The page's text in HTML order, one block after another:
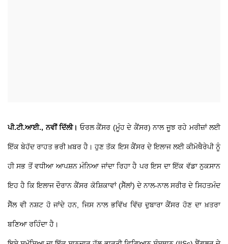
ਪੀ.ਟੀ.ਆਈ., ਨਵੀਂ ਦਿੱਲੀ। ਓਰਲ ਕੈਂਸਰ (ਮੂੰਹ ਦੇ ਕੈਂਸਰ) ਨਾਲ ਜੂਝ ਰਹੇ ਮਰੀਜ਼ਾਂ ਲਈ
ਇੱਕ ਬੇਹੱਦ ਰਾਹਤ ਭਰੀ ਖ਼ਬਰ ਹੈ। ਹੁਣ ਤੱਕ ਇਸ ਕੈਂਸਰ ਦੇ ਇਲਾਜ ਲਈ ਕੀਮੋਥੈਰੇਪੀ ਨੂੰ
ਹੀ ਸਭ ਤੋਂ ਵਧੀਆ ਆਪਸ਼ਨ ਮੰਨਿਆ ਜਾਂਦਾ ਰਿਹਾ ਹੈ ਪਰ ਇਸ ਦਾ ਇੱਕ ਵੱਡਾ ਨੁਕਸਾਨ
ਇਹ ਹੈ ਕਿ ਇਲਾਜ ਦੌਰਾਨ ਕੈਂਸਰ ਕੋਸ਼ਿਕਾਵਾਂ (ਸੈੱਲਾਂ) ਦੇ ਨਾਲ-ਨਾਲ ਸਰੀਰ ਦੇ ਸਿਹਤਮੰਦ
ਸੈੱਲ ਵੀ ਨਸ਼ਟ ਹੋ ਜਾਂਦੇ ਹਨ, ਜਿਸ ਨਾਲ ਭਵਿੱਖ ਵਿੱਚ ਦੁਬਾਰਾ ਕੈਂਸਰ ਹੋਣ ਦਾ ਖ਼ਤਰਾ
ਬਣਿਆ ਰਹਿੰਦਾ ਹੈ।